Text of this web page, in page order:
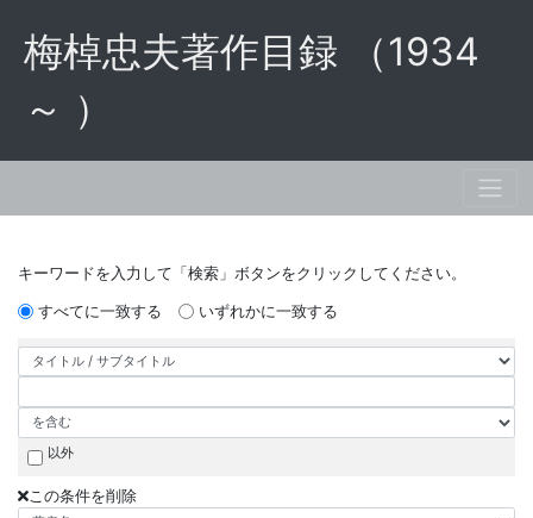
梅棹忠夫著作目録 （1934
～ ）
キーワードを入力して「検索」ボタンをクリックしてください。
すべてに一致する
いずれかに一致する
以外
この条件を削除